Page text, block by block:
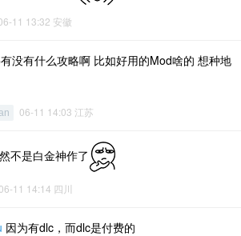
11 13:32 安徽
没有什么攻略啊 比如好用的Mod啥的 想种地
06-11 14:03 江苏
不是白金神作了
11 14:14 四川
因为有dlc，而dlc是付费的